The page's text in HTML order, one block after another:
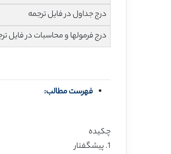
درج جداول در فایل ترجمه
درج فرمولها و محاسبات در
فهرست مطالب:
چکیده
1. پیشگفتار